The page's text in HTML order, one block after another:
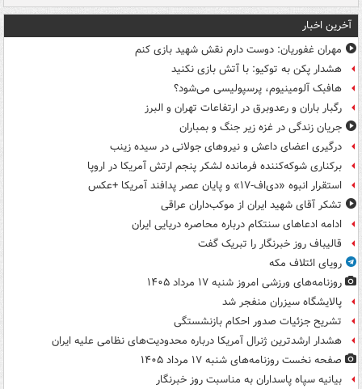
آخرین اخبار
مهران غفوریان: دوست دارم نقش شهید بازی کنم
هشدار پکن به توکیو: با آتش بازی نکنید
هافبک آلومینیوم، پرسپولیسی می‌شود؟
رگبار باران و رعدوبرق در ارتفاعات تهران و البرز
جریان زندگی در غزه زیر جنگ و بمباران
درگیری اعضای داعش و نیروهای جولانی در سیده زینب
برکناری شوکه‌کننده فرمانده لشکر پنجم ارتش آمریکا در اروپا
استقرار انبوه «دی‌اف‑۱۷» و پایان عصر پدافند آمریکا +عکس
تشکر آقای شهید ایران از موکب‌داران عراقی
ادامه ادعاهای سنتکام درباره محاصره دریایی ایران
قالیباف روز خبرنگار را تبریک گفت
رویای ائتلاف مکه
روزنامه‌های ورزشی امروز ‌شنبه ۱۷ مرداد ۱۴۰۵
پالایشگاه سیزران منفجر شد
تشریح جزئیات صدور احکام بازنشستگی
هشدار ارشدترین ژنرال آمریکا درباره محدودیت‌های نظامی علیه ایران
صفحه نخست روزنامه‌های شنبه ۱۷ مرداد ۱۴۰۵
بیانیه سپاه پاسداران به مناسبت روز خبرنگار